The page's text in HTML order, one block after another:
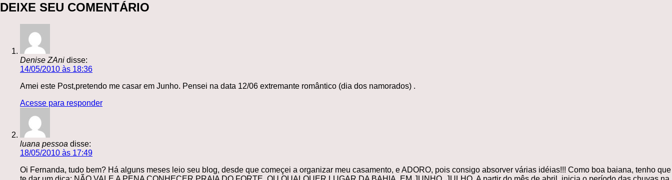
DEIXE SEU COMENTÁRIO
Denise ZAni disse:
14/05/2010 às 18:36
Amei este Post,pretendo me casar em Junho. Pensei na data 12/06 extremante romântico (dia dos namorados) .
Acesse para responder
luana pessoa disse:
18/05/2010 às 17:49
Oi Fernanda, tudo bem? Há alguns meses leio seu blog, desde que começei a organizar meu casamento, e ADORO, pois consigo absorver várias idéias!!! Como boa baiana, tenho que